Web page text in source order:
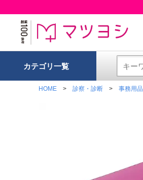
カテゴリ一覧
HOME 診察・診断 事務用品